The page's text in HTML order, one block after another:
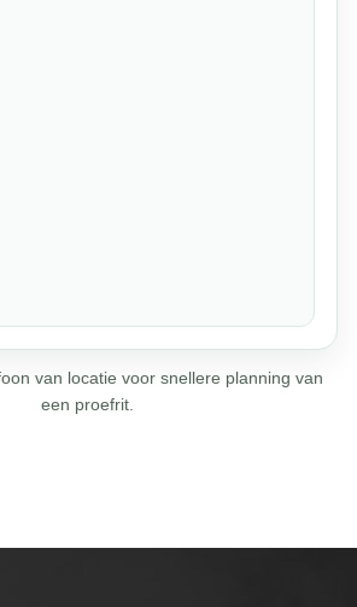
van locatie voor snellere planning van
een proefrit.